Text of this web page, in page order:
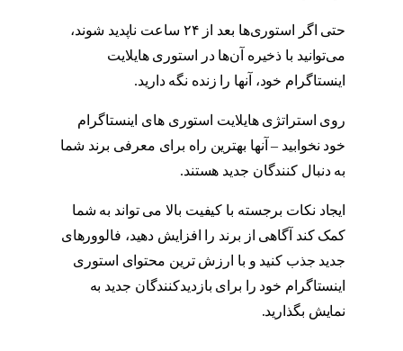
حتی اگر استوری‌ها بعد از ۲۴ ساعت ناپدید شوند،
می‌توانید با ذخیره آن‌ها در استوری هایلایت
اینستاگرام خود، آنها را زنده نگه دارید.
روی استراتژی هایلایت استوری های اینستاگرام
خود نخوابید – آنها بهترین راه برای معرفی برند شما
به دنبال کنندگان جدید هستند.
ایجاد نکات برجسته با کیفیت بالا می تواند به شما
کمک کند آگاهی از برند را افزایش دهید، فالوورهای
جدید جذب کنید و با ارزش ترین محتوای استوری
اینستاگرام خود را برای بازدیدکنندگان جدید به
نمایش بگذارید.